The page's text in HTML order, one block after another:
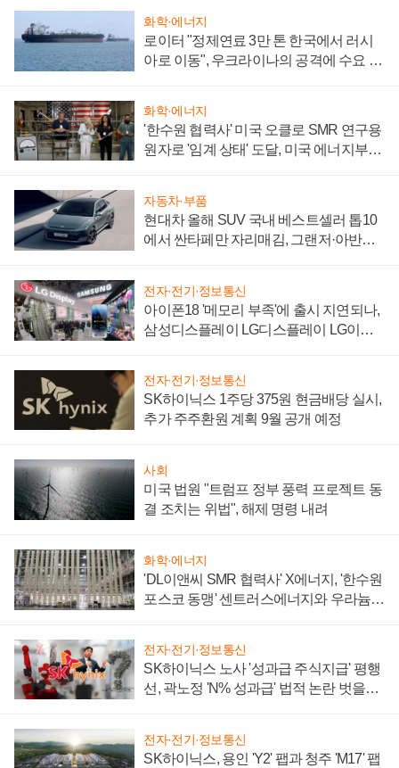
화학·에너지
로이터 "정제연료 3만 톤 한국에서 러시
아로 이동", 우크라이나의 공격에 수요 늘
화학·에너지
'한수원 협력사' 미국 오클로 SMR 연구용
원자로 '임계 상태' 도달, 미국 에너지부
자동차·부품
현대차 올해 SUV 국내 베스트셀러 톱10
에서 싼타페만 자리매김, 그랜저·아반떼
전자·전기·정보통신
아이폰18 '메모리 부족'에 출시 지연되나,
삼성디스플레이 LG디스플레이 LG이노
전자·전기·정보통신
SK하이닉스 1주당 375원 현금배당 실시,
추가 주주환원 계획 9월 공개 예정
사회
미국 법원 "트럼프 정부 풍력 프로젝트 동
결 조치는 위법", 해제 명령 내려
화학·에너지
'DL이앤씨 SMR 협력사' X에너지, '한수원
포스코 동맹' 센트러스에너지와 우라늄
전자·전기·정보통신
SK하이닉스 노사 '성과급 주식지급' 평행
선, 곽노정 'N% 성과급' 법적 논란 벗을지
전자·전기·정보통신
SK하이닉스, 용인 'Y2' 팹과 청주 'M17' 팹